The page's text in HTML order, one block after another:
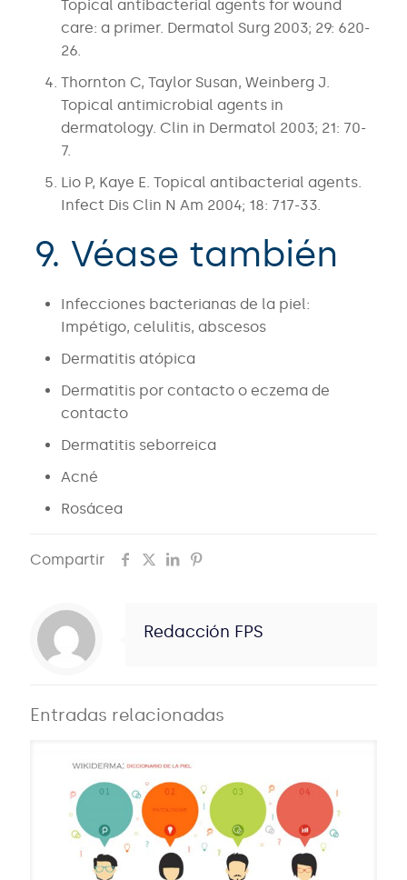
Topical antibacterial agents for wound
care: a primer. Dermatol Surg 2003; 29: 620-
26.
Thornton C, Taylor Susan, Weinberg J.
Topical antimicrobial agents in
dermatology. Clin in Dermatol 2003; 21: 70-
7.
Lio P, Kaye E. Topical antibacterial agents.
Infect Dis Clin N Am 2004; 18: 717-33.
9. Véase también
Infecciones bacterianas de la piel:
Impétigo, celulitis, abscesos
Dermatitis atópica
Dermatitis por contacto o eczema de
contacto
Dermatitis seborreica
Acné
Rosácea
Compartir
Redacción FPS
Entradas relacionadas